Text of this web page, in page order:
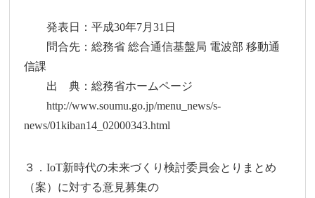
発表日：平成30年7月31日
問合先：総務省 総合通信基盤局 電波部 移動通
信課
出 典：総務省ホームページ
http://www.soumu.go.jp/menu_news/s-
news/01kiban14_02000343.html
３．IoT新時代の未来づくり検討委員会とりまとめ
（案）に対する意見募集の